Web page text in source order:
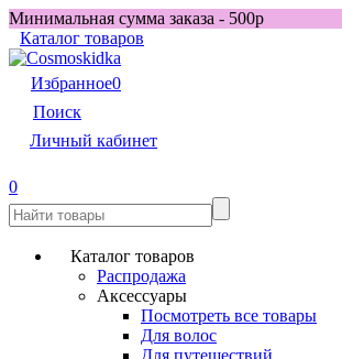
Минимальная сумма заказа - 500р
Каталог товаров
Избранное0
Поиск
Личный кабинет
0
Каталог товаров
Распродажа
Аксессуары
Посмотреть все товары
Для волос
Для путешествий